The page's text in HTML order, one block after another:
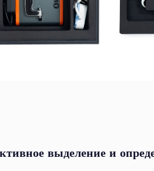
выделение и